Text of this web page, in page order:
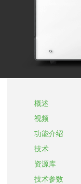
概述
视频
功能介绍
技术
资源库
技术参数